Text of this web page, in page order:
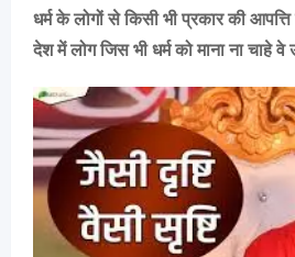
धर्म के लोगों से किसी भी प्रकार की
देश में लोग जिस भी धर्म को माना ना चाहे वे